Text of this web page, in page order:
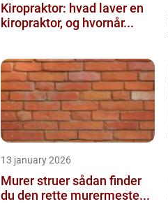
Kiropraktor: hvad laver en
kiropraktor, og hvornår...
13 january 2026
Murer struer sådan finder
du den rette murermeste...